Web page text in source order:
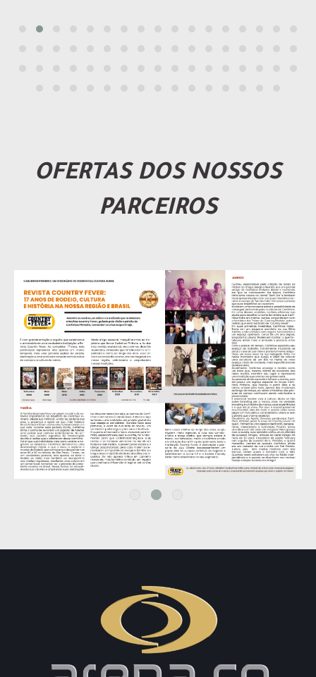
OFERTAS DOS NOSSOS
PARCEIROS